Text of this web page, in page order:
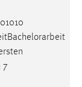
Bachelorarbeit
7